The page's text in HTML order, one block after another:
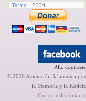
Alto contraste
© 2026 Asociación Salamanca por
la Memoria y la Justicia
Correo-e de contacto